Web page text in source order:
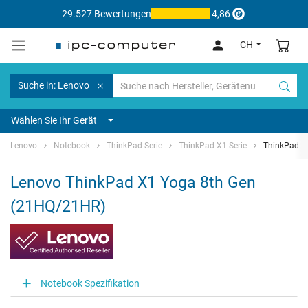
29.527 Bewertungen 4,86
CH
Suche in: Lenovo
Wählen Sie Ihr Gerät
Lenovo Notebook ThinkPad Serie ThinkPad X1 Serie ThinkPad
Lenovo ThinkPad X1 Yoga 8th Gen
(21HQ/21HR)
Notebook Spezifikation